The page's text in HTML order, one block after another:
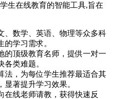
生在线教育的智能工具,旨在
、数学、英语、物理等众多科
的学习需求。
的顶级教育名师，提供一对一
类难题。
法，为每位学生推荐最适合其
著提升学习效果。
在线老师请教，获得快速反